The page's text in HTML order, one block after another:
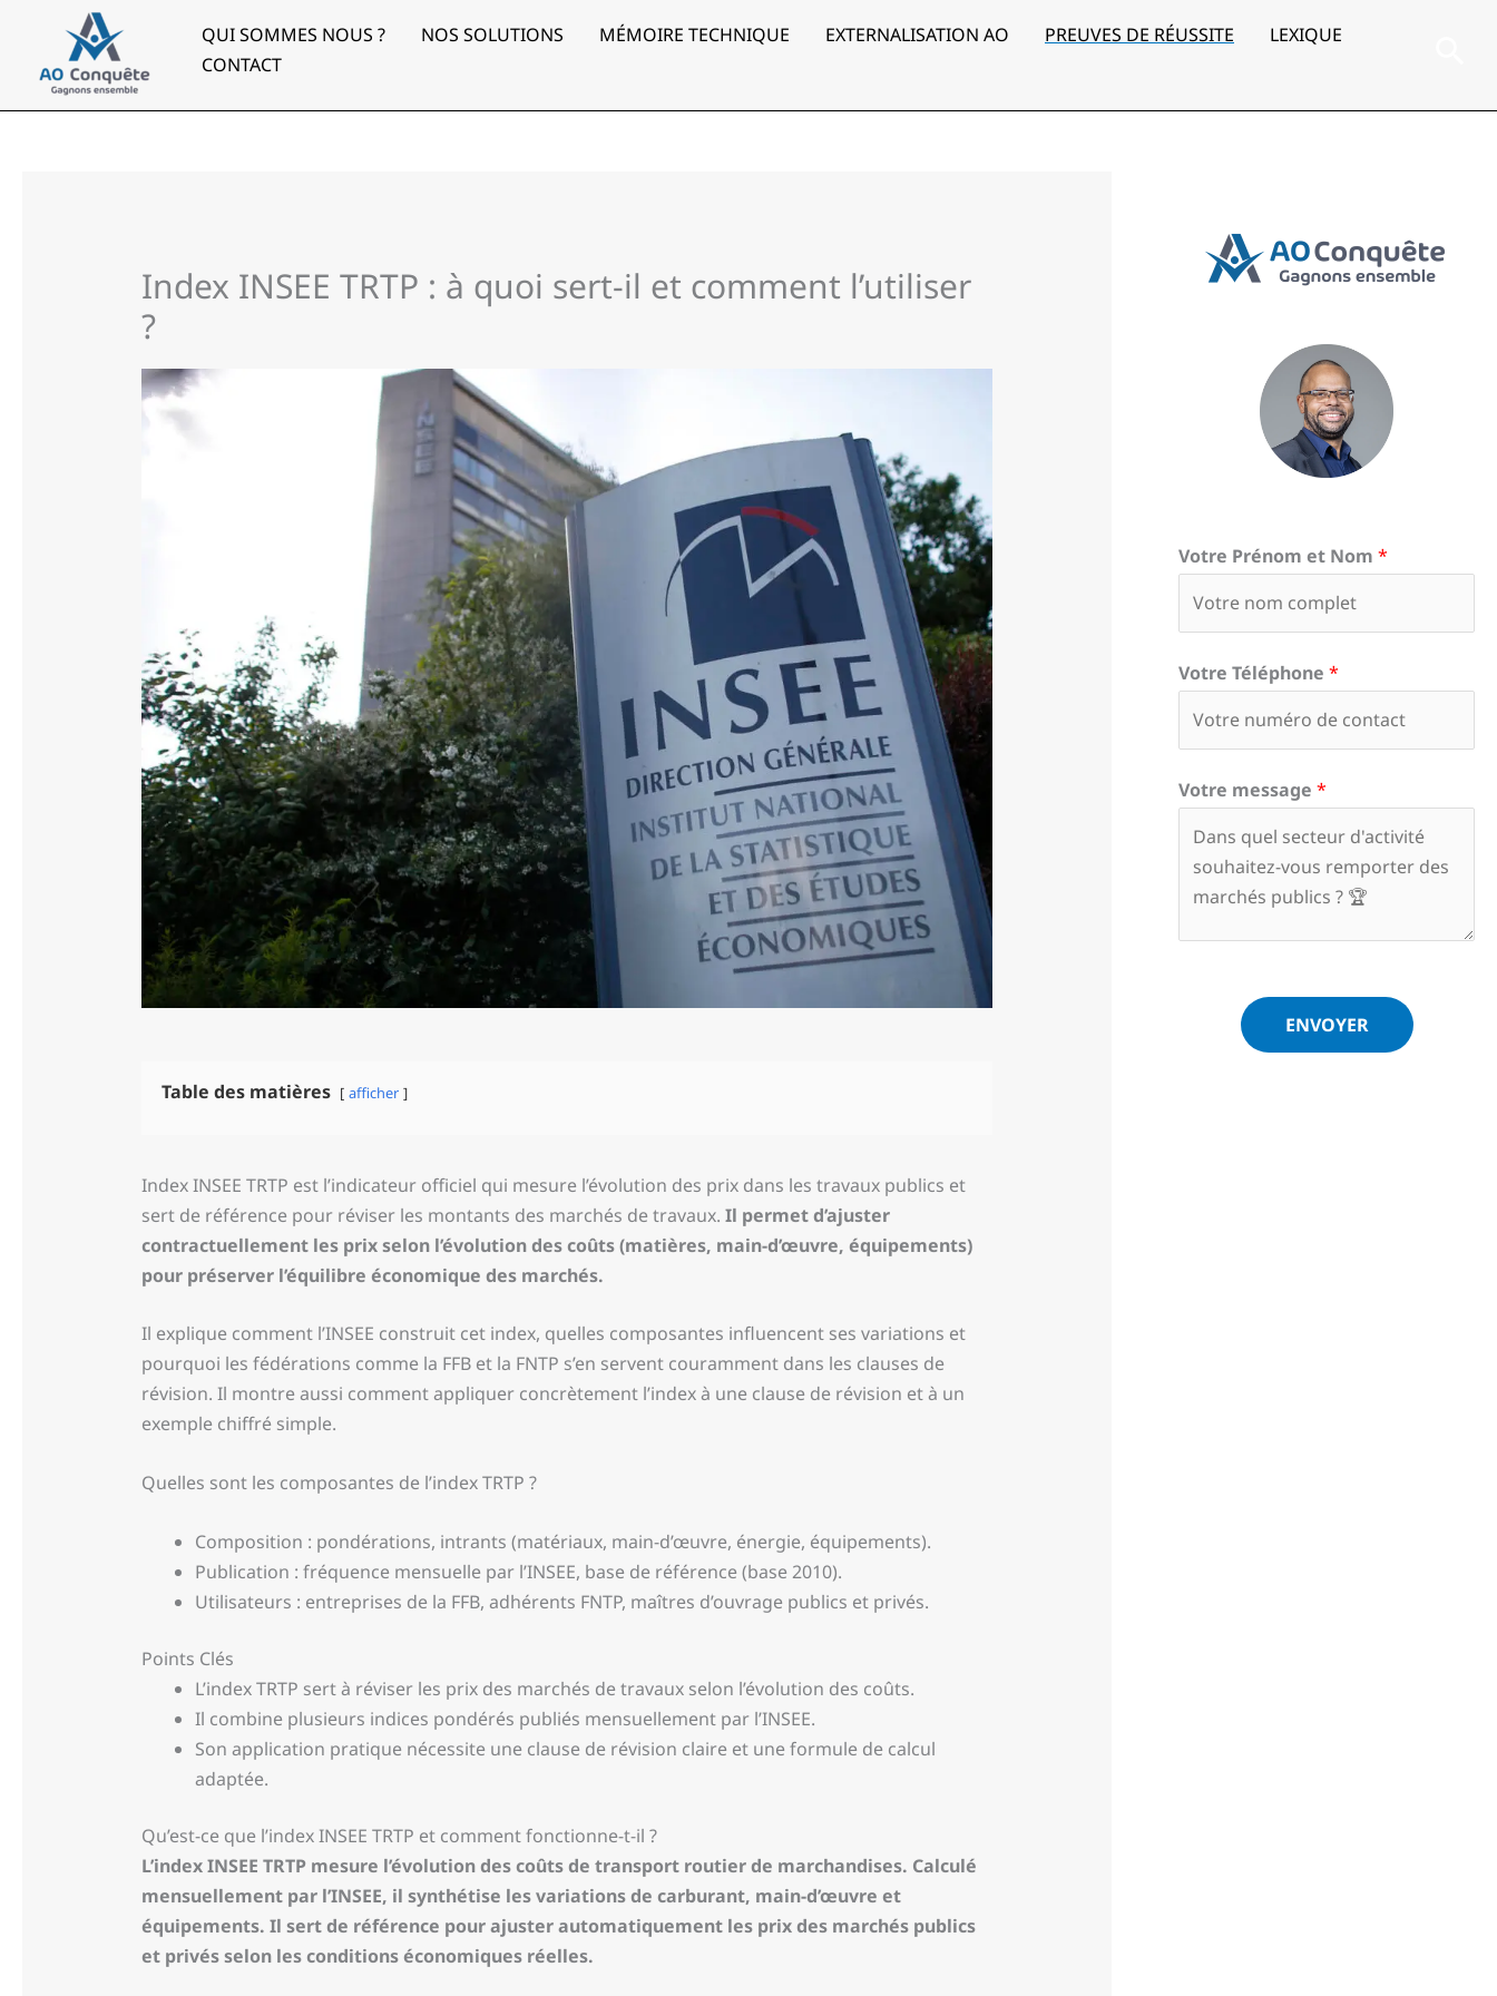
contenu
QUI SOMMES NOUS ? NOS SOLUTIONS MÉMOIRE TECHNIQUE EXTERNALISATION AO PREUVES DE RÉUSSITE
LEXIQUE
CONTACT
Index INSEE TRTP : à quoi sert-il et comment l’utiliser
?
Table des matières afficher
Index INSEE TRTP est l’indicateur officiel qui mesure l’évolution des prix dans les travaux publics et
sert de référence pour réviser les montants des marchés de travaux. Il permet d’ajuster
contractuellement les prix selon l’évolution des coûts (matières, main-d’œuvre, équipements)
pour préserver l’équilibre économique des marchés.
Il explique comment l’INSEE construit cet index, quelles composantes influencent ses variations et
pourquoi les fédérations comme la FFB et la FNTP s’en servent couramment dans les clauses de
révision. Il montre aussi comment appliquer concrètement l’index à une clause de révision et à un
exemple chiffré simple.
Quelles sont les composantes de l’index TRTP ?
Composition : pondérations, intrants (matériaux, main-d’œuvre, énergie, équipements).
Publication : fréquence mensuelle par l’INSEE, base de référence (base 2010).
Utilisateurs : entreprises de la FFB, adhérents FNTP, maîtres d’ouvrage publics et privés.
Points Clés
L’index TRTP sert à réviser les prix des marchés de travaux selon l’évolution des coûts.
Il combine plusieurs indices pondérés publiés mensuellement par l’INSEE.
Son application pratique nécessite une clause de révision claire et une formule de calcul
adaptée.
Qu’est-ce que l’index INSEE TRTP et comment fonctionne-t-il ?
L’index INSEE TRTP mesure l’évolution des coûts de transport routier de marchandises. Calculé
mensuellement par l’INSEE, il synthétise les variations de carburant, main-d’œuvre et
équipements. Il sert de référence pour ajuster automatiquement les prix des marchés publics
et privés selon les conditions économiques réelles.
Votre Prénom et Nom *
Votre Téléphone *
Votre message *
ENVOYER